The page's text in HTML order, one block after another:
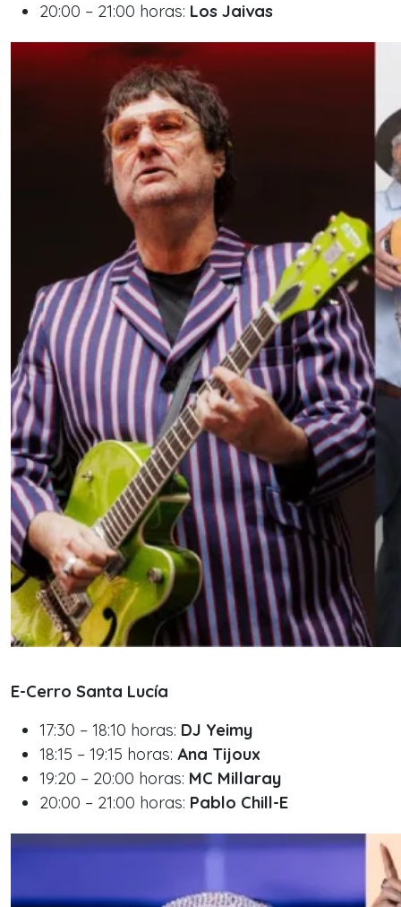
20:00 – 21:00 horas: Los Jaivas
E-Cerro Santa Lucía
17:30 – 18:10 horas: DJ Yeimy
18:15 – 19:15 horas: Ana Tijoux
19:20 – 20:00 horas: MC Millaray
20:00 – 21:00 horas: Pablo Chill-E